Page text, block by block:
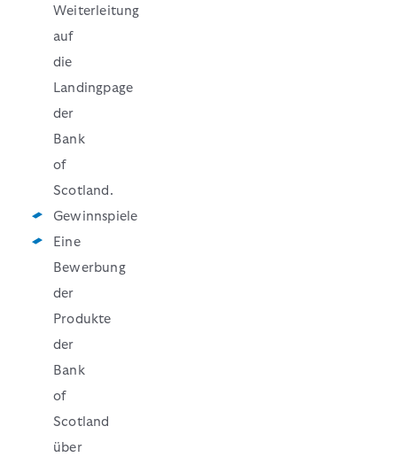
Weiterleitung
auf
die
Landingpage
der
Bank
of
Scotland.
Gewinnspiele
Eine
Bewerbung
der
Produkte
der
Bank
of
Scotland
über